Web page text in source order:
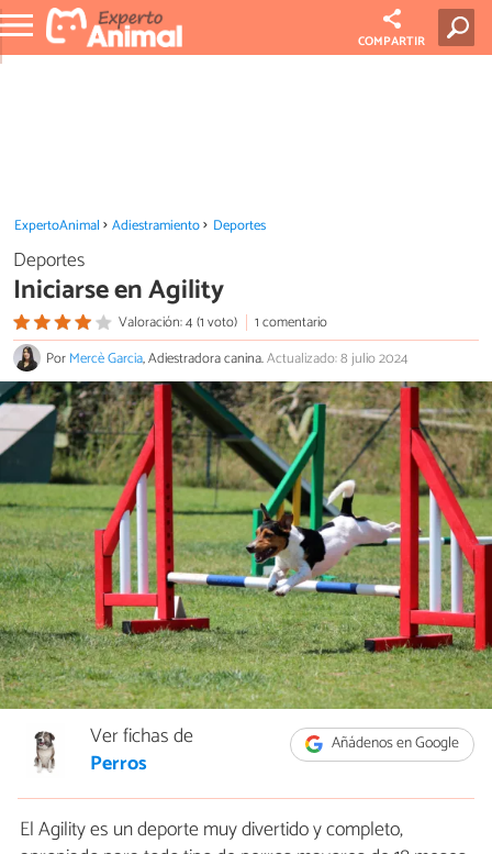
COMPARTIR
ExpertoAnimal Adiestramiento Deportes
Deportes
Iniciarse en Agility
Valoración: 4 (1 voto)
1 comentario
PorMercè Garcia, Adiestradora canina.Actualizado: 8 julio 2024
Añádenos en Google
Ver fichas de
Perros
El Agility es un deporte muy divertido y completo,